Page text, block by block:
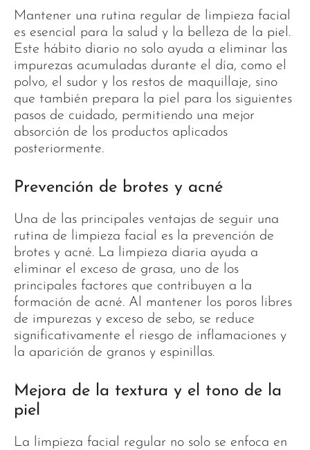
Mantener una rutina regular de limpieza facial
es esencial para la salud y la belleza de la piel.
Este hábito diario no solo ayuda a eliminar las
impurezas acumuladas durante el día, como el
polvo, el sudor y los restos de maquillaje, sino
que también prepara la piel para los siguientes
pasos de cuidado, permitiendo una mejor
absorción de los productos aplicados
posteriormente.
Prevención de brotes y acné
Una de las principales ventajas de seguir una
rutina de limpieza facial es la prevención de
brotes y acné. La limpieza diaria ayuda a
eliminar el exceso de grasa, uno de los
principales factores que contribuyen a la
formación de acné. Al mantener los poros libres
de impurezas y exceso de sebo, se reduce
significativamente el riesgo de inflamaciones y
la aparición de granos y espinillas.
Mejora de la textura y el tono de la
piel
La limpieza facial regular no solo se enfoca en